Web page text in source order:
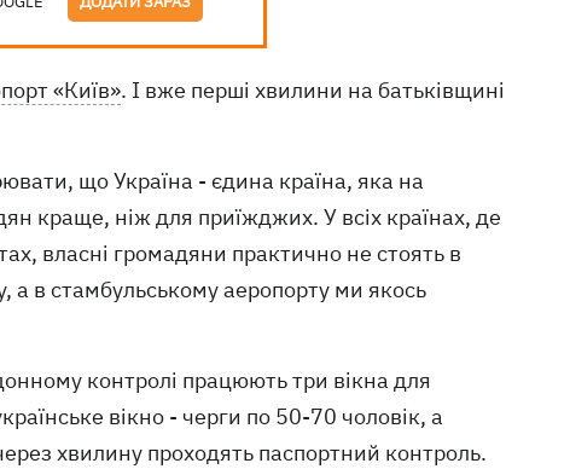
«Київ». І вже перші хвилини на батьківщині
що Україна - єдина країна, яка на
краще, ніж для приїжджих. У всіх країнах, де
власні громадяни практично не стоять в
а в стамбульському аеропорту ми якось
контролі працюють три вікна для
вікно - черги по 50-70 чоловік, а
хвилину проходять паспортний контроль.